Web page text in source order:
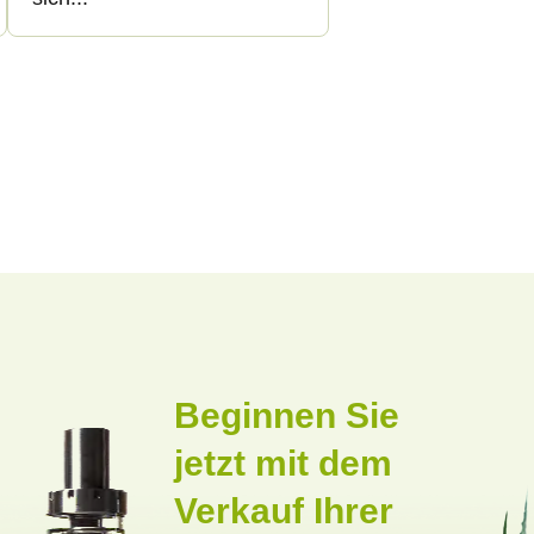
Beginnen Sie
jetzt mit dem
Verkauf Ihrer